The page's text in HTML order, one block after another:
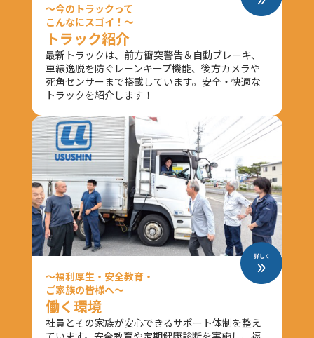
～今のトラックって
こんなにスゴイ！～
トラック紹介
最新トラックは、前方衝突警告＆自動ブレーキ、
車線逸脱を防ぐレーンキープ機能、後方カメラや
死角センサーまで搭載しています。安全・快適な
トラックを紹介します！
～福利厚生・安全教育・
ご家族の皆様へ～
働く環境
社員とその家族が安心できるサポート体制を整え